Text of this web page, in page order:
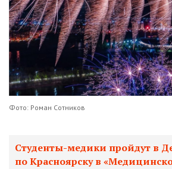
Фото: Роман Сотников
Студенты-медики пройдут в
по Красноярску в